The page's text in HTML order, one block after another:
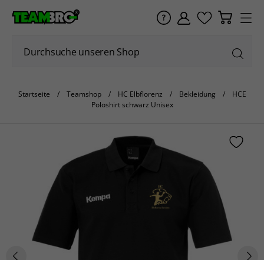
Startseite Teamshop HC Elbflorenz Bekleidung
HCE
Poloshirt schwarz Unisex